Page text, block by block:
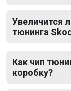
Увеличится
тюнинга
Как чип
коробку?